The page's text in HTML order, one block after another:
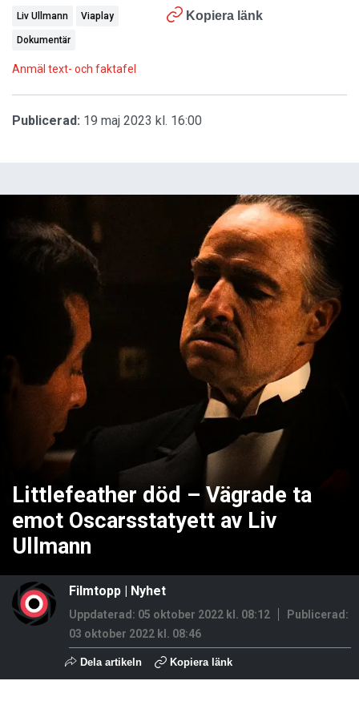
Kopiera länk
Liv Ullmann Viaplay
Dokumentär
Anmäl text- och faktafel
Publicerad: 19 maj 2023 kl. 16:00
Littlefeather död – Vägrade ta
emot Oscarsstatyett av Liv
Ullmann
Filmtopp | Nyhet
Uppdaterad: 05 oktober 2022 kl. 08:12
Publicerad:
03 oktober 2022 kl. 08:46
Dela artikeln Kopiera länk